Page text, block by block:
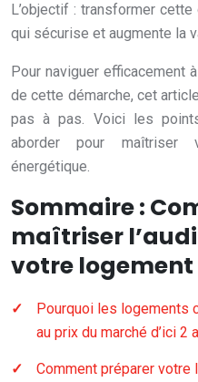
L’objectif : transformer
qui sécurise et augmente la
Pour naviguer efficacement
de cette démarche, cet
pas à pas. Voici les
aborder pour maîtriser
énergétique.
Sommaire :
maîtriser
votre logement
Pourquoi les logements
au prix du marché d’ici 2
Comment préparer